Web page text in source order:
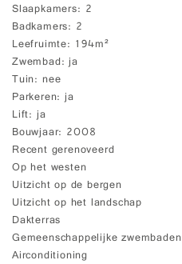
Slaapkamers 2
Badkamers 2
Leefruimte 194m²
Zwembad ja
Tuin nee
Parkeren ja
Lift ja
Bouwjaar 2008
Recent gerenoveerd
Op het westen
Uitzicht op de bergen
Uitzicht op het landschap
Dakterras
Gemeenschappelijke zwembaden
Airconditioning